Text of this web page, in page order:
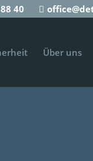
40
Über uns